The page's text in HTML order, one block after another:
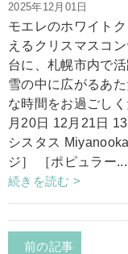
2025年12月01日
モエレのホワイト
えるクリスマスコ
台に、札幌市内で
雪の中に広がるあ
な時間をお過ごし
月20日 12月21日
シスタス
ジ］ ［ポピュラー...
続きを読む >
前の記事